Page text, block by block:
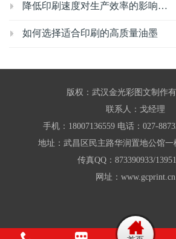
降低印刷速度对生产效率的影响有哪些
如何选择适合印刷的高质量油墨
版权：武汉金光彩图文制作
联系人：戈经理
手机：18007136559 电话：027-
地址：武昌区民主路华润置地公馆一
传真QQ：873390933/
网址：www.gcprint.cn